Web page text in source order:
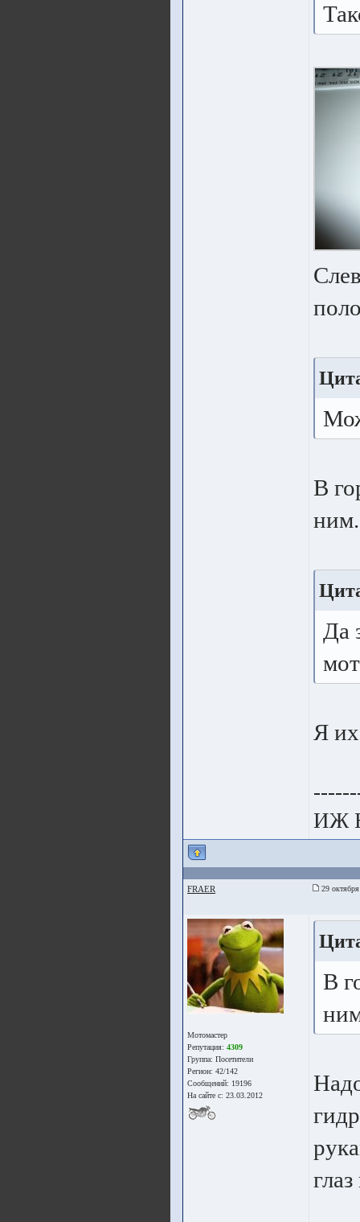
В
Да
Я
ИЖ
FRAER 29
Мотомастер
Репутация: 4309
Группа: Посетители
Регион: 42/142
Сообщений: 19196
На сайте с: 23.03.2012
В